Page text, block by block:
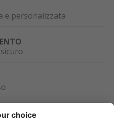
e personalizzata